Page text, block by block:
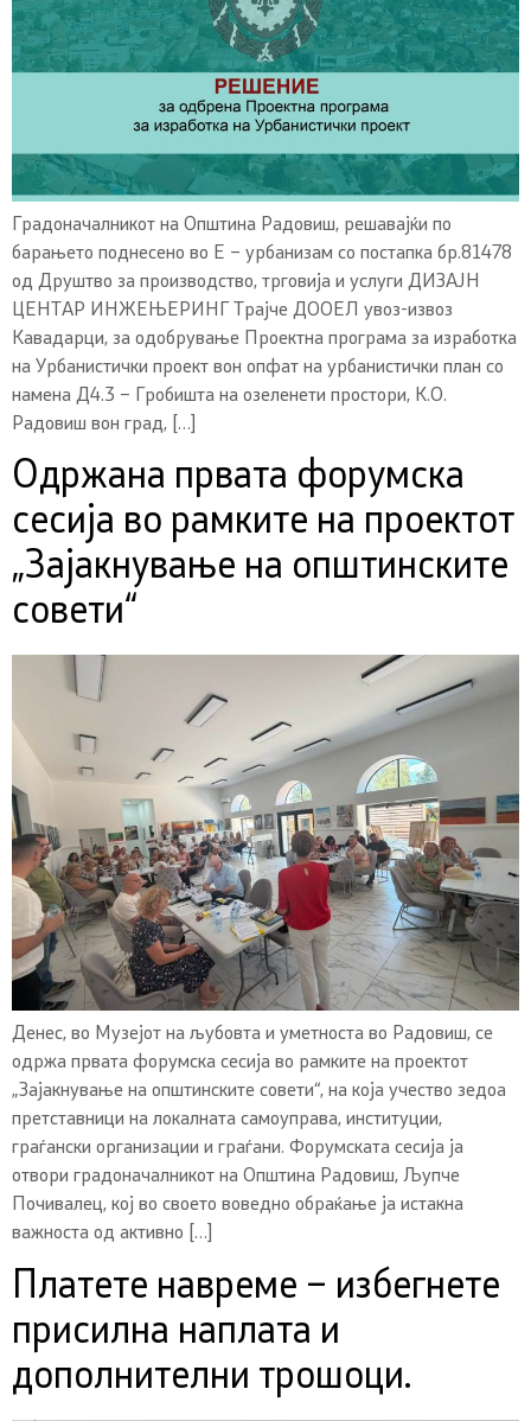
Градоначалникот на Општина Радовиш, решавајќи по
барањето поднесено во E – урбанизам со постапка бр.81478
од Друштво за производство, трговија и услуги ДИЗАЈН
ЦЕНТАР ИНЖЕЊЕРИНГ Трајче ДООЕЛ увоз-извоз
Кавадарци, за одобрување Проектна програма за изработка
на Урбанистички проект вон опфат на урбанистички план со
намена Д4.3 – Гробишта на озеленети простори, К.О.
Радовиш вон град, […]
Oдржана првата форумска
сесија во рамките на проектот
„Зајакнување на општинските
совети“
Денес, во Музејот на љубовта и уметноста во Радовиш, се
одржа првата форумска сесија во рамките на проектот
„Зајакнување на општинските совети“, на која учество зедоа
претставници на локалната самоуправа, институции,
граѓански организации и граѓани. Форумската сесија ја
отвори градоначалникот на Општина Радовиш, Љупче
Почивалец, кој во своето воведно обраќање ја истакна
важноста од активно […]
Платете навреме – избегнете
присилна наплата и
дополнителни трошоци.